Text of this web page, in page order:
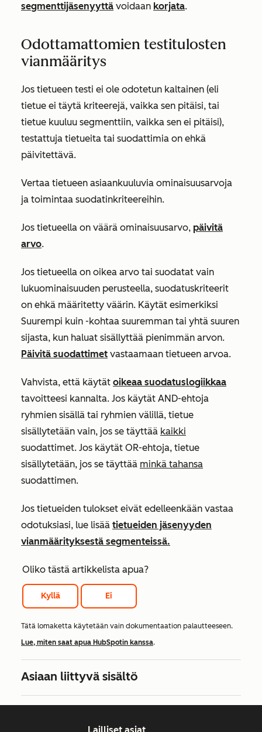
segmenttijäsenyyttä voidaan korjata.
Odottamattomien testitulosten
vianmääritys
Jos tietueen testi ei ole odotetun kaltainen (eli
tietue ei täytä kriteerejä, vaikka sen pitäisi, tai
tietue kuuluu segmenttiin, vaikka sen ei pitäisi),
testattuja tietueita tai suodattimia on ehkä
päivitettävä.
Vertaa tietueen asiaankuuluvia ominaisuusarvoja
ja toimintaa suodatinkriteereihin.
Jos tietueella on väärä ominaisuusarvo, päivitä
arvo.
Jos tietueella on oikea arvo tai suodatat vain
lukuominaisuuden perusteella, suodatuskriteerit
on ehkä määritetty väärin. Käytät esimerkiksi
Suurempi kuin -kohtaa suuremman tai yhtä suuren
sijasta, kun haluat sisällyttää pienimmän arvon.
Päivitä suodattimet vastaamaan tietueen arvoa.
Vahvista, että käytät oikeaa suodatuslogiikkaa
tavoitteesi kannalta. Jos käytät AND-ehtoja
ryhmien sisällä tai ryhmien välillä, tietue
sisällytetään vain, jos se täyttää kaikki
suodattimet. Jos käytät OR-ehtoja, tietue
sisällytetään, jos se täyttää minkä tahansa
suodattimen.
Jos tietueiden tulokset eivät edelleenkään vastaa
odotuksiasi, lue lisää tietueiden jäsenyyden
vianmäärityksestä segmenteissä.
Oliko tästä artikkelista apua?
Kyllä Ei
Tätä lomaketta käytetään vain dokumentaation palautteeseen.
Lue, miten saat apua HubSpotin kanssa.
Asiaan liittyvä sisältö